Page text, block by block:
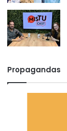
Propagandas